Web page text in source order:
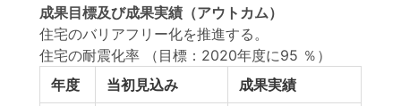
成果目標及び成果実績 （アウトカム）
住宅のバリアフリー化を推進する。
住宅の耐震化率
（目標：2020年度に95 ％）
年度
当初見込み 成果実績